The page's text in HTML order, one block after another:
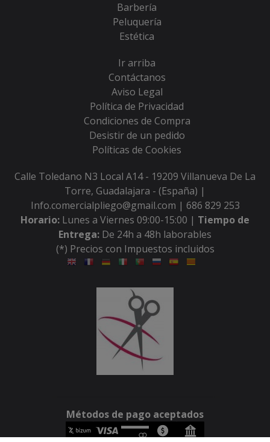
Barbería
Peluquería
Estética
Ir arriba
Contáctanos
Aviso Legal
Política de Privacidad
Condiciones de Compra
Desistir de un pedido
Políticas de Cookies
Calle Toledano N3 Local A14 - 19209 Villanueva De La
Torre, Guadalajara - (España) |
Info.comercialpliego@gmail.com | 686 829 253
Horario: Lunes a Viernes 09:00-15:00 | Tiempo de
Entrega: De 24h a 48h laborables
(*) Precios con Impuestos incluidos
Métodos de pago aceptados